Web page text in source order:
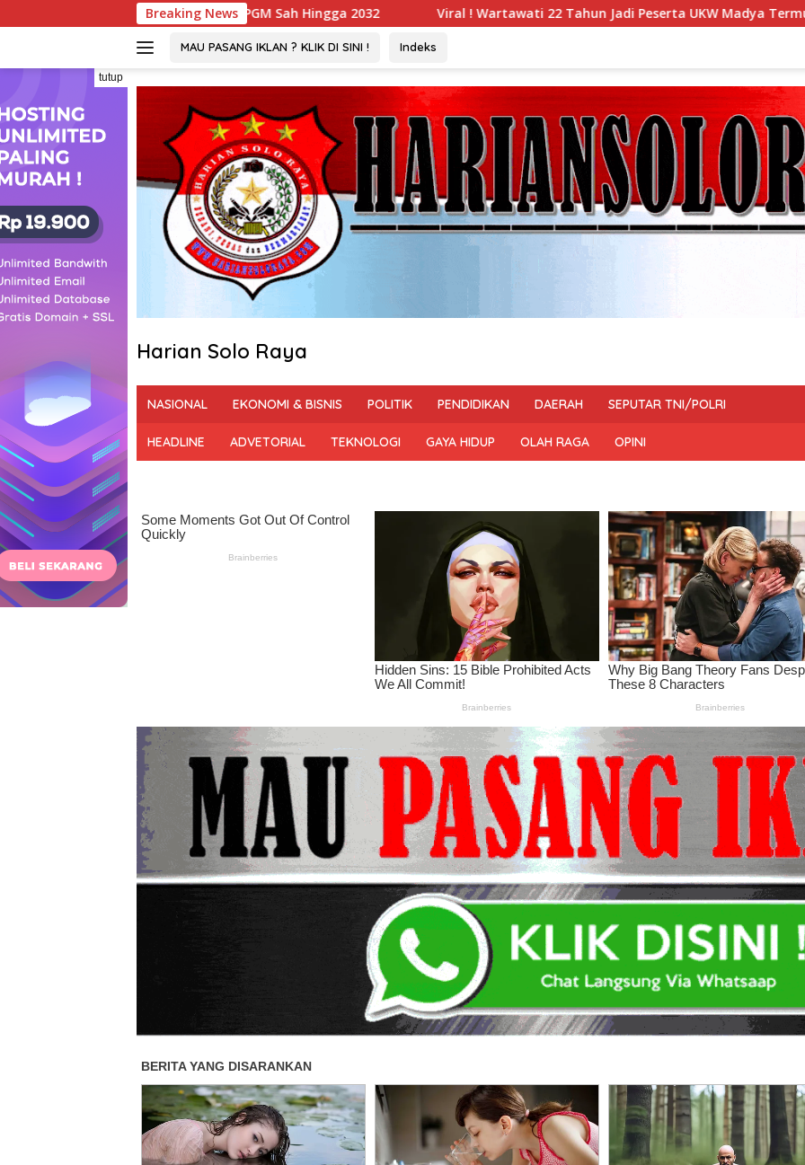
ke
Breaking News
PGM Sah Hingga 2032 Viral ! Wartawati 22 Tahun Jadi Peserta UKW Madya Termuda dan Lolos Kompeten,
MAU PASANG IKLAN ? KLIK DI SINI ! Indeks
tutup
Harian Solo Raya
Tegas
Bermartabat
NASIONAL EKONOMI & BISNIS POLITIK PENDIDIKAN DAERAH SEPUTAR TNI/POLRI
HEADLINE ADVETORIAL TEKNOLOGI GAYA HIDUP OLAH RAGA OPINI